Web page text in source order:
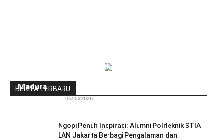
BERITA TERBARU
Indonesia-Tiongkok Teken MoU
Madura
Redaksi Bulir.id - 06/08/2026
Ngopi Penuh Inspirasi: Alumni Politeknik STIA
LAN Jakarta Berbagi Pengalaman dan